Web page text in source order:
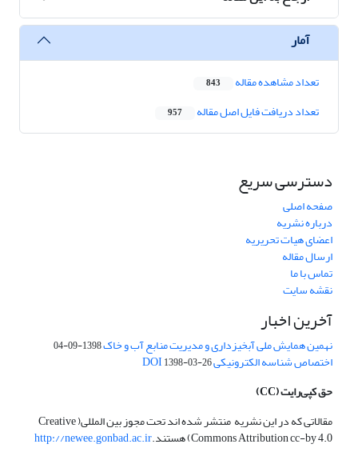
آمار
تعداد مشاهده مقاله 843
تعداد دریافت فایل اصل مقاله 957
دسترسی سریع
صفحه اصلی
درباره نشریه
اعضای هیات تحریریه
ارسال مقاله
تماس با ما
نقشه سایت
آخرین اخبار
نهمین همایش ملی آبخیزداری و مدیریت منابع آب و خاک1398-09-04
اختصاص شناسه الکترونیکی DOI1398-03-26
حق کپی‌رایت(CC)
مقالاتی که در این نشریه منتشر شده اند تحت مجوز بین المللی( Creative
Commons Attribution cc-by 4.0) هستند.
http://newee.gonbad.ac.ir